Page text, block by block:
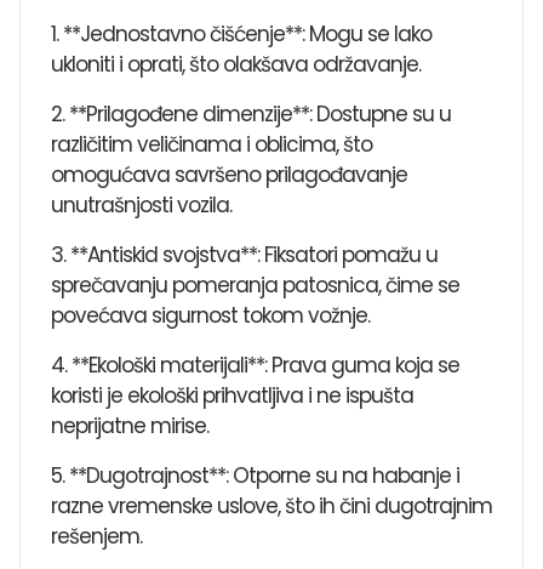
1. **Jednostavno čišćenje**: Mogu se lako
ukloniti i oprati, što olakšava održavanje.
2. **Prilagođene dimenzije**: Dostupne su u
različitim veličinama i oblicima, što
omogućava savršeno prilagođavanje
unutrašnjosti vozila.
3. **Antiskid svojstva**: Fiksatori pomažu u
sprečavanju pomeranja patosnica, čime se
povećava sigurnost tokom vožnje.
4. **Ekološki materijali**: Prava guma koja se
koristi je ekološki prihvatljiva i ne ispušta
neprijatne mirise.
5. **Dugotrajnost**: Otporne su na habanje i
razne vremenske uslove, što ih čini dugotrajnim
rešenjem.